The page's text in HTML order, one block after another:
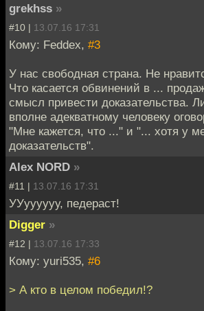
grekhss »
#10 | 13.07.16 17:31
Кому: Feddex, #3
У нас свободная страна. Не
Что касается обвинений в ...
смысл привести доказательства.
вполне адекватному человеку
"Мне кажется, что ..." и "... хотя у
доказательств".
Alex NORD »
#11 | 13.07.16 17:31
УУуууууу, педераст!
Digger »
#12 | 13.07.16 17:33
Кому: yuri535, #6
> А кто в целом победил!?